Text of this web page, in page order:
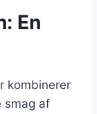
En
kombinerer
smag af